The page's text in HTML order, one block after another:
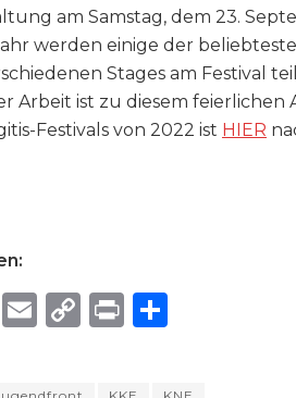
am Samstag, dem 23.
werden einige der
Stages am Festival
Arbeit ist zu diesem feierlichen
Festivals von 2022 ist HIER
R
E
C
P